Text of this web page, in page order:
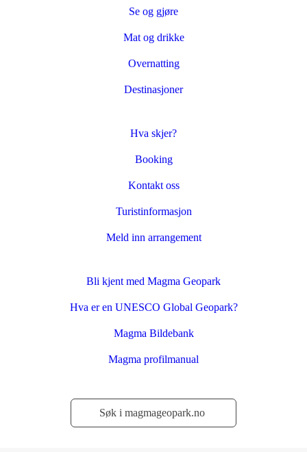
Se og gjøre
Mat og drikke
Overnatting
Destinasjoner
Hva skjer?
Booking
Kontakt oss
Turistinformasjon
Meld inn arrangement
Bli kjent med Magma Geopark
Hva er en UNESCO Global Geopark?
Magma Bildebank
Magma profilmanual
Søk